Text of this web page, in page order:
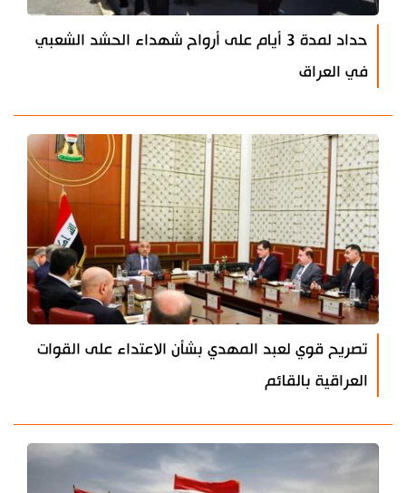
حداد لمدة 3 أيام على أرواح شهداء الحشد الشعبي
في العراق
تصريح قوي لعبد المهدي بشأن الاعتداء على القوات
العراقية بالقائم